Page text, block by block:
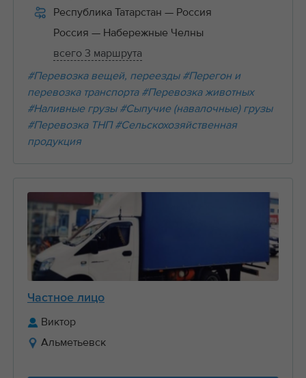
Республика Татарстан — Россия
Россия — Набережные Челны
всего 3 маршрута
#Перевозка вещей, переезды #Перегон и
перевозка транспорта #Перевозка животных
#Наливные грузы #Сыпучие (навалочные) грузы
#Перевозка ТНП #Сельскохозяйственная
продукция
Частное лицо
Виктор
Альметьевск